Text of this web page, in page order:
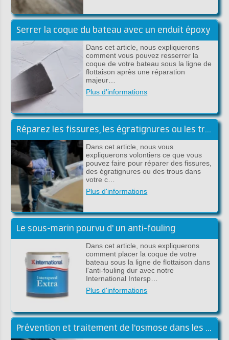
Serrer la coque du bateau avec un enduit époxy
Dans cet article, nous expliquerons
comment vous pouvez resserrer la
coque de votre bateau sous la ligne de
flottaison après une réparation
majeur…
Plus d'informations
Réparez les fissures, les égratignures ou les trous sous la ligne de flottaison
Dans cet article, nous vous
expliquerons volontiers ce que vous
pouvez faire pour réparer des fissures,
des égratignures ou des trous dans
votre c…
Plus d'informations
Le sous-marin pourvu d' un anti-fouling
Dans cet article, nous expliquerons
comment placer la coque de votre
bateau sous la ligne de flottaison dans
l'anti-fouling dur avec notre
International Intersp…
Plus d'informations
Prévention et traitement de l'osmose dans les bateaux en polyester